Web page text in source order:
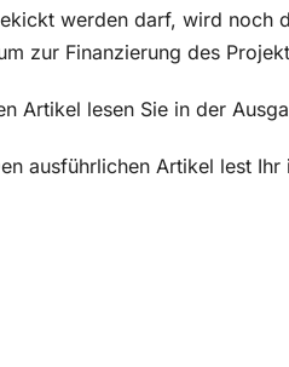
werden darf, wird noch
zur Finanzierung des
Artikel lesen Sie in der
ausführlichen Artikel lest